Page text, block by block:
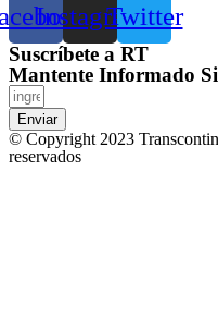
InstagramTwitter
Suscríbete a RT
Mantente Informado
Enviar
© Copyright 2023
reservados